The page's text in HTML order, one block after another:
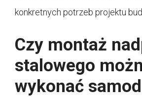
konkretnych potrzeb projektu
Czy montaż
stalowego
wykonać